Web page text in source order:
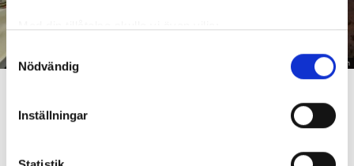
som kan ha en noggrannhet på upp till flera meter
Ta reda på mer om hur dina personliga uppgifter
Nödvändig
Inställningar
Foto: Hyresnämnden
En inspektion visade att vatten under en längre tid läckt in genom sprickor i väggen (de